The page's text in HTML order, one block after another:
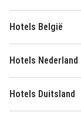
Hotels België
Hotels Nederland
Hotels Duitsland